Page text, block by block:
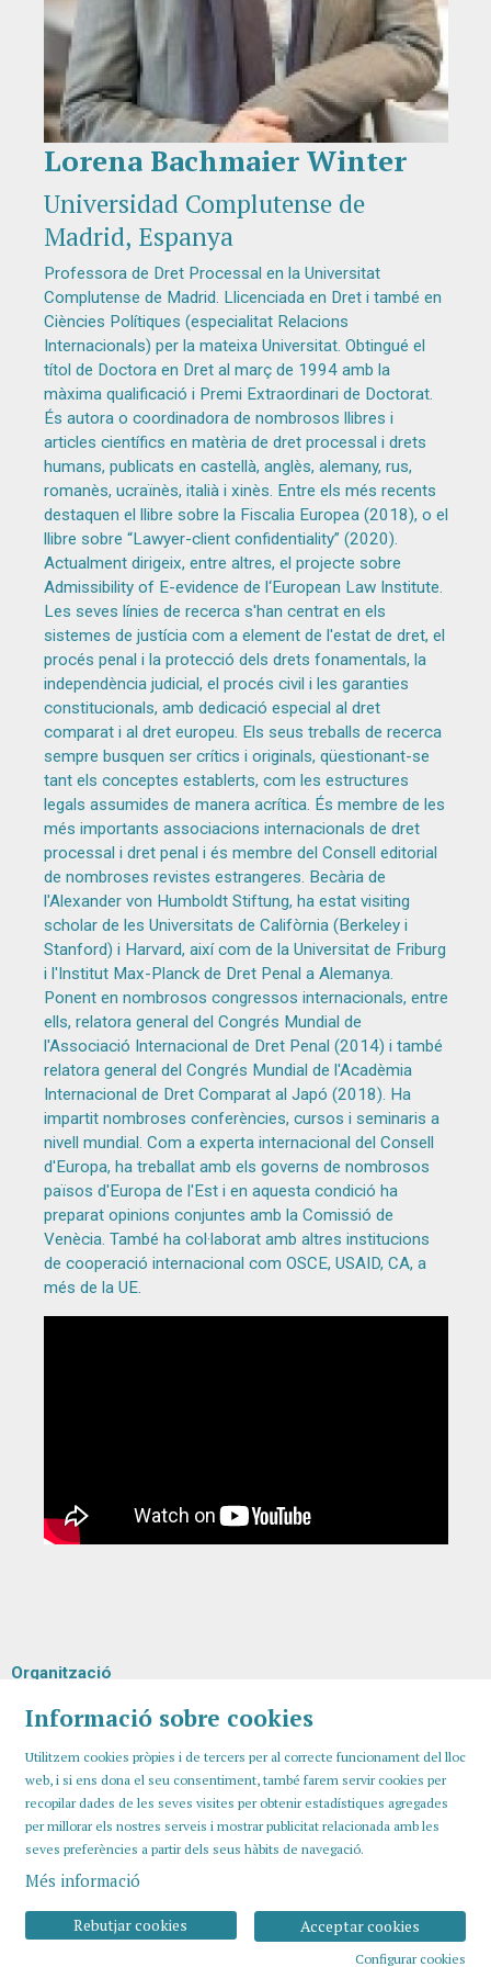
Diapositiva 1 de 1
Lorena Bachmaier Winter
Universidad Complutense de
Madrid, Espanya
Professora de Dret Processal en la Universitat
Complutense de Madrid. Llicenciada en Dret i també en
Ciències Polítiques (especialitat Relacions
Internacionals) per la mateixa Universitat. Obtingué el
títol de Doctora en Dret al març de 1994 amb la
màxima qualificació i Premi Extraordinari de Doctorat.
És autora o coordinadora de nombrosos llibres i
articles científics en matèria de dret processal i drets
humans, publicats en castellà, anglès, alemany, rus,
romanès, ucraïnès, italià i xinès. Entre els més recents
destaquen el llibre sobre la Fiscalia Europea (2018), o el
llibre sobre “Lawyer-client confidentiality” (2020).
Actualment dirigeix, entre altres, el projecte sobre
Admissibility of E-evidence de l‘European Law Institute.
Les seves línies de recerca s'han centrat en els
sistemes de justícia com a element de l'estat de dret, el
procés penal i la protecció dels drets fonamentals, la
independència judicial, el procés civil i les garanties
constitucionals, amb dedicació especial al dret
comparat i al dret europeu. Els seus treballs de recerca
sempre busquen ser crítics i originals, qüestionant-se
tant els conceptes establerts, com les estructures
legals assumides de manera acrítica. És membre de les
més importants associacions internacionals de dret
processal i dret penal i és membre del Consell editorial
de nombroses revistes estrangeres. Becària de
l'Alexander von Humboldt Stiftung, ha estat visiting
scholar de les Universitats de Califòrnia (Berkeley i
Stanford) i Harvard, així com de la Universitat de Friburg
i l'Institut Max-Planck de Dret Penal a Alemanya.
Ponent en nombrosos congressos internacionals, entre
ells, relatora general del Congrés Mundial de
l'Associació Internacional de Dret Penal (2014) i també
relatora general del Congrés Mundial de l'Acadèmia
Internacional de Dret Comparat al Japó (2018). Ha
impartit nombroses conferències, cursos i seminaris a
nivell mundial. Com a experta internacional del Consell
d'Europa, ha treballat amb els governs de nombrosos
països d'Europa de l'Est i en aquesta condició ha
preparat opinions conjuntes amb la Comissió de
Venècia. També ha col·laborat amb altres institucions
de cooperació internacional com OSCE, USAID, CA, a
més de la UE.
Organització
Informació sobre cookies
Utilitzem cookies pròpies i de tercers per al correcte funcionament del lloc
web, i si ens dona el seu consentiment, també farem servir cookies per
recopilar dades de les seves visites per obtenir estadístiques agregades
per millorar els nostres serveis i mostrar publicitat relacionada amb les
seves preferències a partir dels seus hàbits de navegació.
Més informació
Acceptar cookies
Rebutjar cookies
Configurar cookies